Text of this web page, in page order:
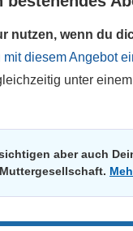
nutzen, wenn du
diesem Angebot
unter
aber auch